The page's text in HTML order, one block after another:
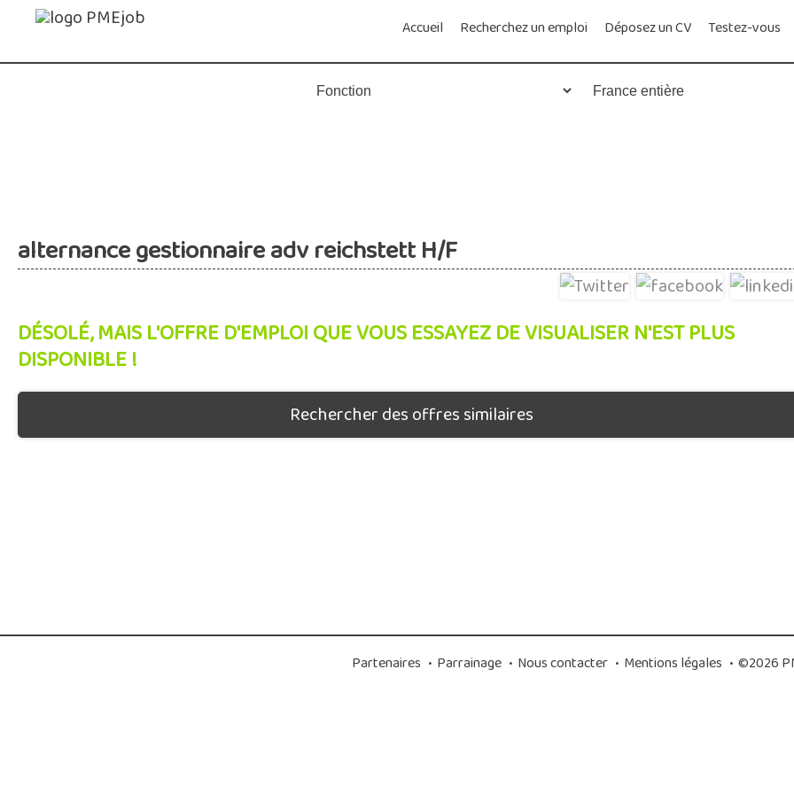
Accueil Recherchez un emploi Déposez un CV Testez-vous
alternance gestionnaire adv reichstett H/F
DÉSOLÉ, MAIS L'OFFRE D'EMPLOI QUE VOUS ESSAYEZ DE VISUALISER N'EST PLUS
DISPONIBLE !
Rechercher des offres similaires
Partenaires • Parrainage • Nous contacter • Mentions légales • ©2026